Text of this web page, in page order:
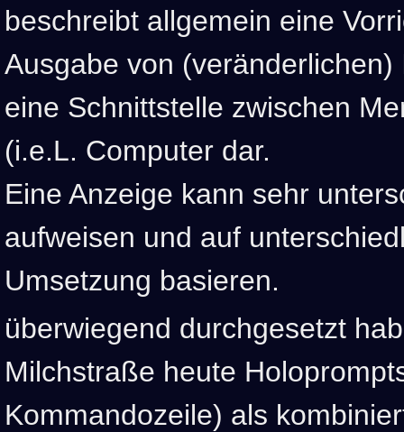
beschreibt allgemein eine
Ausgabe von
eine Schnittstelle zwischen
(i.e.L. Computer dar.
Eine Anzeige kann sehr
aufweisen und auf
Umsetzung basieren.
überwiegend durchgesetzt
Milchstraße heute
Kommandozeile) als